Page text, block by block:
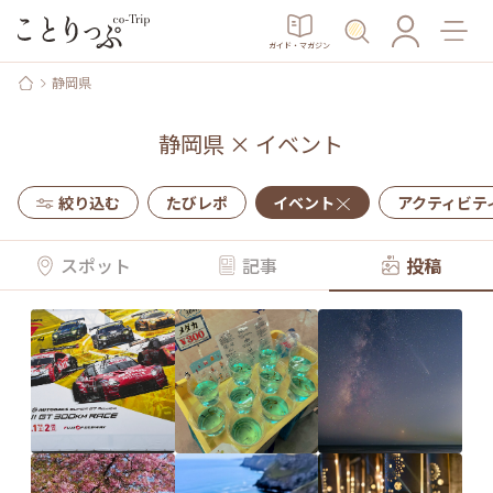
ガイド・マガジン
静岡県
静岡県 × イベント
絞り込む たびレポ イベント アクティビテ
スポット 記事 投稿